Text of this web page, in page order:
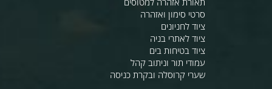
סרטי סימון ואזהרה
ציוד לחניונים
ציוד לאתרי בניה
ציוד בטיחות בים
עמודי תור וניתוב קהל
שערי קרוסלה ובקרת כניסה